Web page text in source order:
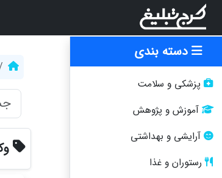
دسته بندی
پزشکی و سلامت
آموزش و پژوهش
آرایشی و بهداشتی
رستوران و غذا